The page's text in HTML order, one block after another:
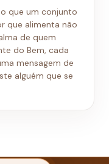
que um conjunto
que alimenta não
de quem
do Bem, cada
mensagem de
alguém que se